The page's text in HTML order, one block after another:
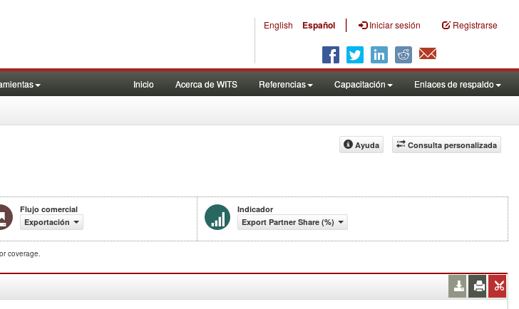
English Español | Iniciar sesión Registrarse
Inicio Acerca de WITS Referencias Capacitación Enlaces de respaldo
Consulta personalizada
Ayuda
Flujo comercial
Exportación
Indicador
Export Partner Share (%)
coverage.